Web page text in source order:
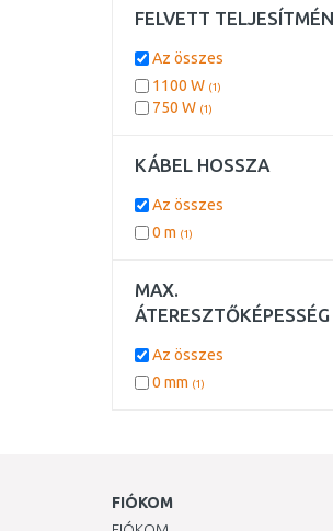
FELVETT
Az összes
1100 W (1)
750 W (1)
KÁBEL HOSSZA
Az összes
0 m (1)
MAX.
ÁTERESZTŐKÉPESSÉG
Az összes
0 mm (1)
FIÓKOM